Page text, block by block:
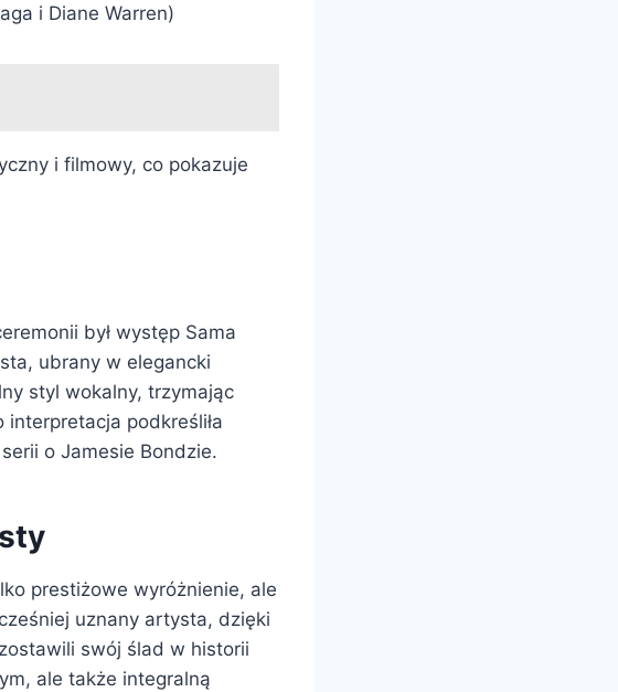
i Diane Warren)
i filmowy, co pokazuje
był występ Sama
ubrany w elegancki
styl wokalny, trzymając
podkreśliła
o Jamesie Bondzie.
prestiżowe wyróżnienie, ale
uznany artysta, dzięki
swój ślad w historii
ale także integralną